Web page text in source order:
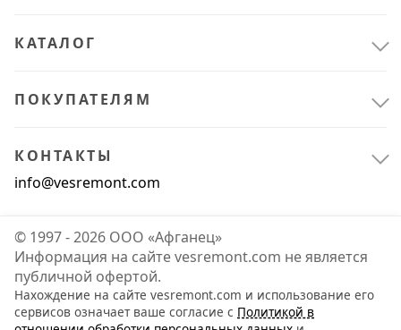
КАТАЛОГ
ПОКУПАТЕЛЯМ
КОНТАКТЫ
info@vesremont.com
© 1997 - 2026 ООО «Афганец»
Информация на сайте vesremont.com не является
публичной офертой.
Нахождение на сайте vesremont.com и использование его
сервисов означает ваше согласие с Политикой в